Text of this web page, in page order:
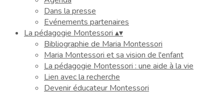
Dans la presse
Evénements partenaires
La pédagogie Montessori ▴▾
Bibliographie de Maria Montessori
Maria Montessori et sa vision de l'enfant
La pédagogie Montessori : une aide à la vie
Lien avec la recherche
Devenir éducateur Montessori